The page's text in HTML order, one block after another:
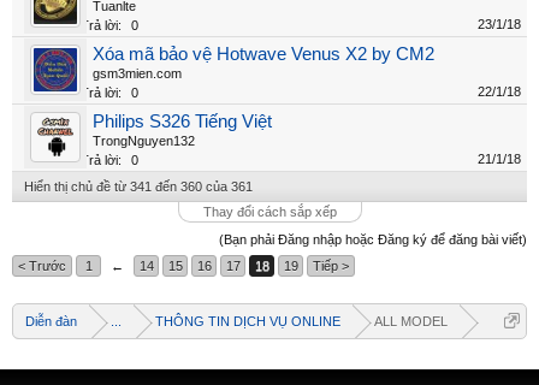
Tuanlte
Trả lời:
0 23/1/18
Xóa mã bảo vệ Hotwave Venus X2 by CM2
gsm3mien.com
Trả lời:
0 22/1/18
Philips S326 Tiếng Việt
TrongNguyen132
Trả lời:
0
21/1/18
Hiển thị chủ đề từ 341 đến 360 của 361
Thay đổi cách sắp xếp
(Bạn phải Đăng nhập hoặc Đăng ký để đăng bài viết)
< Trước
1 ← 14 15 16 17 18 19 Tiếp >
Diễn đàn THÔNG TIN DỊCH VỤ ONLINE ALL MODEL